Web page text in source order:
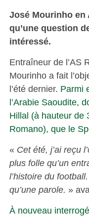
José Mourinho en
qu’une question
intéressé.
Entraîneur de l’AS
Mourinho a fait
l’été dernier. Parmi
l’Arabie Saoudite,
Hillal (à hauteur de
Romano), que le
« Cet été, j’ai reçu
plus folle qu’un
l’histoire du
qu’une parole. »
À nouveau